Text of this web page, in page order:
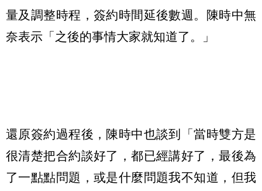
量及調整時程，簽約時間延後數週。陳時中無
奈表示「之後的事情大家就知道了。」
還原簽約過程後，陳時中也談到「當時雙方是
很清楚把合約談好了，都已經講好了，最後為
了一點點問題，或是什麼問題我不知道，但我